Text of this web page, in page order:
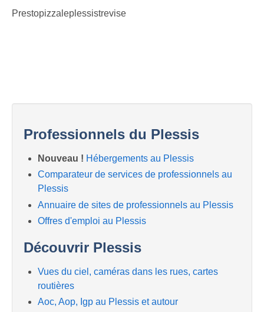
Prestopizzaleplessistrevise
Professionnels du Plessis
Nouveau ! Hébergements au Plessis
Comparateur de services de professionnels au
Plessis
Annuaire de sites de professionnels au Plessis
Offres d'emploi au Plessis
Découvrir Plessis
Vues du ciel, caméras dans les rues, cartes
routières
Aoc, Aop, Igp au Plessis et autour